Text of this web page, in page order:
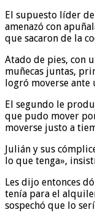
El supuesto líder de
amenazó con
que sacaron de la
Atado de pies, con
muñecas juntas,
logró moverse ante
El segundo le
que pudo mover
moverse justo a
Julián y sus
lo que tenga»,
Les dijo entonces
tenía para el
sospechó que lo